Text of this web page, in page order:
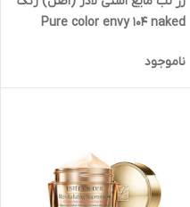
Pure color envy 104 naked
gloss حجم فولسایز
ناموجود